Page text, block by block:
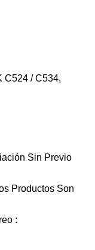
C524 / C534,
Sin Previo
Productos Son
: